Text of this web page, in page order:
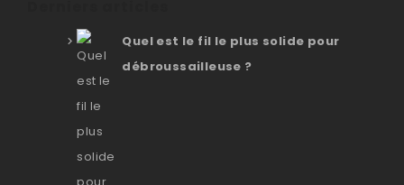
Quel est le fil le plus solide pour
débroussailleuse ?